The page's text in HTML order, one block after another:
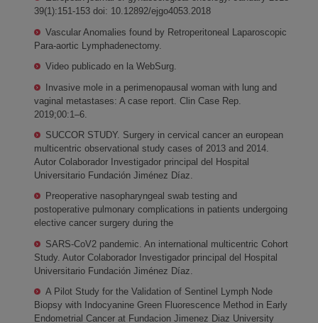
39(1):151-153 doi: 10.12892/ejgo4053.2018
Vascular Anomalies found by Retroperitoneal Laparoscopic
Para-aortic Lymphadenectomy.
Video publicado en la WebSurg.
Invasive mole in a perimenopausal woman with lung and
vaginal metastases: A case report. Clin Case Rep.
2019;00:1–6.
SUCCOR STUDY. Surgery in cervical cancer an european
multicentric observational study cases of 2013 and 2014.
Autor Colaborador Investigador principal del Hospital
Universitario Fundación Jiménez Díaz.
Preoperative nasopharyngeal swab testing and
postoperative pulmonary complications in patients undergoing
elective cancer surgery during the
SARS-CoV2 pandemic. An international multicentric Cohort
Study. Autor Colaborador Investigador principal del Hospital
Universitario Fundación Jiménez Díaz.
A Pilot Study for the Validation of Sentinel Lymph Node
Biopsy with Indocyanine Green Fluorescence Method in Early
Endometrial Cancer at Fundacion Jimenez Diaz University